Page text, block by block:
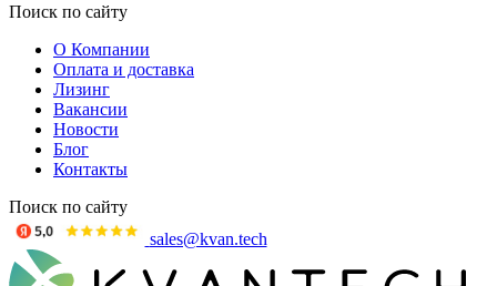
Поиск по сайту
О Компании
Оплата и доставка
Лизинг
Вакансии
Новости
Блог
Контакты
Поиск по сайту
sales@kvan.tech